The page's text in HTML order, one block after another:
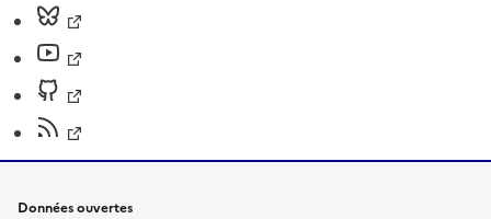
Données ouvertes